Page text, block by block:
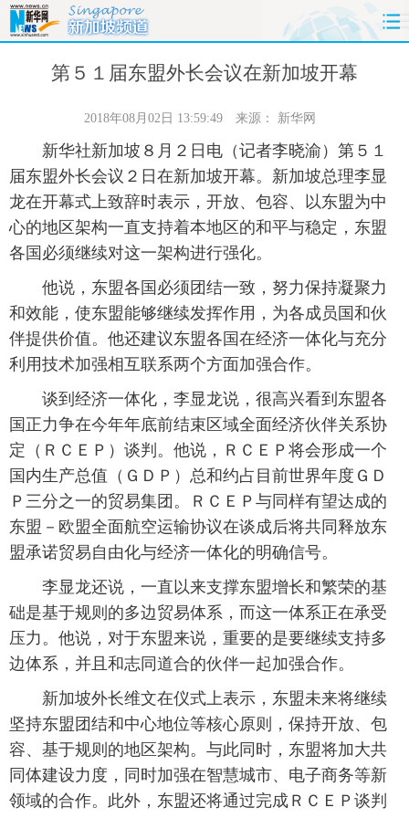
首页 时政 国际 财经
体育 人事
时尚 思客 地方 法治
港澳 台湾 华人 汽车
科技 能源 房产
图片 视频 彩票 食品
旅游 健康 信息化 数据
金融 公益 军事 无人机
摄影 新华广播
新华电视中文 新华电视英文 返回PC
第５１届东盟外长会议在新加坡开幕
2018年08月02日 13:59:49 来源： 新华网
新华社新加坡８月２日电（记者李晓渝）第５１
届东盟外长会议２日在新加坡开幕。新加坡总理李显
龙在开幕式上致辞时表示，开放、包容、以东盟为中
心的地区架构一直支持着本地区的和平与稳定，东盟
各国必须继续对这一架构进行强化。
他说，东盟各国必须团结一致，努力保持凝聚力
和效能，使东盟能够继续发挥作用，为各成员国和伙
伴提供价值。他还建议东盟各国在经济一体化与充分
利用技术加强相互联系两个方面加强合作。
谈到经济一体化，李显龙说，很高兴看到东盟各
国正力争在今年年底前结束区域全面经济伙伴关系协
定（ＲＣＥＰ）谈判。他说，ＲＣＥＰ将会形成一个
国内生产总值（ＧＤＰ）总和约占目前世界年度ＧＤ
Ｐ三分之一的贸易集团。ＲＣＥＰ与同样有望达成的
东盟－欧盟全面航空运输协议在谈成后将共同释放东
盟承诺贸易自由化与经济一体化的明确信号。
李显龙还说，一直以来支撑东盟增长和繁荣的基
础是基于规则的多边贸易体系，而这一体系正在承受
压力。他说，对于东盟来说，重要的是要继续支持多
边体系，并且和志同道合的伙伴一起加强合作。
新加坡外长维文在仪式上表示，东盟未来将继续
坚持东盟团结和中心地位等核心原则，保持开放、包
容、基于规则的地区架构。与此同时，东盟将加大共
同体建设力度，同时加强在智慧城市、电子商务等新
领域的合作。此外，东盟还将通过完成ＲＣＥＰ谈判